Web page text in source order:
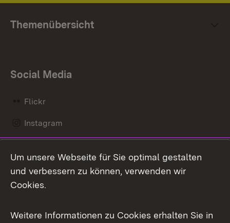
Themenübersicht
Social Media
Flickr
Instagram
Mastodon
Messenger
Social Wall
Um unsere Webseite für Sie optimal gestalten
und verbessern zu können, verwenden wir
Cookies.
Weitere Informationen zu Cookies erhalten Sie in